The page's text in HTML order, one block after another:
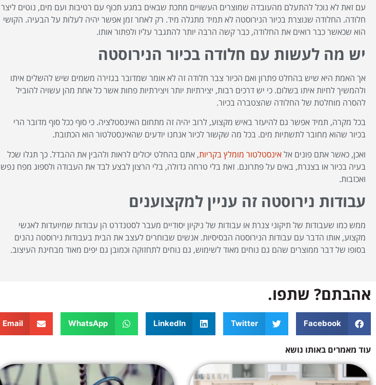
עם זאת לא נוכל להתעלם מהעובדה שמוצרים העשויים מתכת שבאים במגע תכוף עם רטיבות ועם מים, נוטים ליצר
חלודה. החלודה שנוצרת בכיור הנירוסטה לא תמיד מתגלה מיד. רק לאחר זמן אפשר יהיה לעלות על הבעיה. הקושי
הוא שכאשר כבר רואים את החלודה, כבר קשה הרבה יותר להתגבר עליו ולפתור אותו.
יש מה לעשות עם חלודה בכיור הנירוסטה
אך האמת היא שיש בהחלט פתרון ואם הכיור צבר חלודה זה לא אומר שמדובר בגזירה משמים שיש להשלים איתו
ולהמשיך לחיות איתו בשלום. כי יש דרכים רבות, יצירתיות יותר ויצירתיות פחות אשר כל אחת מהן עשויה להוביל
להסרה מוחלטת של החלודה שהצטברה בכיור.
בכל מקרה, תמיד אפשר גם להיעזר באיש מקצוע, לרוב יהיה זה מתחום האינסטלציה. כי סוף ככל סוף מדובר הרי
בכיור שהוא מחובר לתשתיות מים. בכל מה שקשור לכיור אנחנו יודעים שהאינסטלטור הוא הכתובת.
ואכן, כאשר אתם פונים אלאינסטלטור מומלץ בקריות, אתם בהחלט יכולים לראות ולהבין את ההבדל. כך תגלו שכל
בעיה בכיור או בצנרת, באים על פתרונם. זאת בלי טרחה גדולה, בלי הרצון לבצע לבד את העבודה ולספוג מפח נפש
ואכזבות.
עבודות נירוסטה זה עניין למקצוענים
ממש כמו שעבודות של תיקוני צנרת או עבודות של ניקיון יסודיים מעבר לסטנדרט הן עבודות שמיועדות לאנשי
מקצוע, אותו הדבר עם עבודות הנירוסטה הבסיסיות. אנשים שבוחרים לעצב את הבית בעבודות נירוסטה נהנים
בסופו של דבר ממוצרים שהם גם נוחים מאוד לשימוש, גם נוחים לתחזוקה וכמובן גם יפים מאוד מבחינת העיצוב.
אהבתם? שתפו.
Facebook
Twitter
LinkedIn
WhatsApp
Email
עוד מאמרים באותו נושא